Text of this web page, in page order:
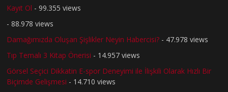
Kayıt Ol - 99.355 views
- 88.978 views
Damağımızda Oluşan Şişlikler Neyin Habercisi? - 47.978 views
Tıp Temalı 3 Kitap Önerisi - 14.957 views
Görsel Seçici Dikkatin E-spor Deneyimi ile İlişkili Olarak Hızlı Bir
Biçimde Gelişmesi - 14.710 views